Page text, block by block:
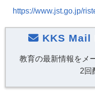
https://www.jst.go.jp/
KKS Mail
教育の最新情報をメ
2回